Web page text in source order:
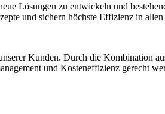
Lösungen zu entwickeln und
und sichern höchste Effizienz in allen
Kunden. Durch die Kombination
und Kosteneffizienz gerecht